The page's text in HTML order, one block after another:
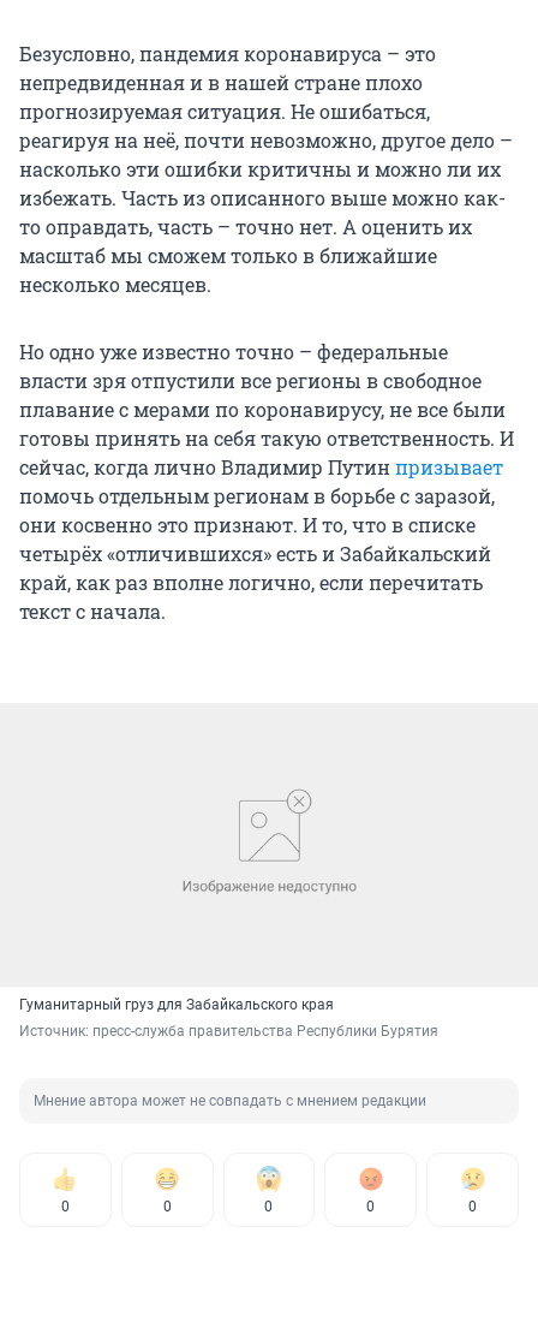
Безусловно, пандемия коронавируса – это
непредвиденная и в нашей стране плохо
прогнозируемая ситуация. Не ошибаться,
реагируя на неё, почти невозможно, другое дело –
насколько эти ошибки критичны и можно ли их
избежать. Часть из описанного выше можно как-
то оправдать, часть – точно нет. А оценить их
масштаб мы сможем только в ближайшие
несколько месяцев.
Но одно уже известно точно – федеральные
власти зря отпустили все регионы в свободное
плавание с мерами по коронавирусу, не все были
готовы принять на себя такую ответственность. И
сейчас, когда лично Владимир Путинпризывает
помочь отдельным регионам в борьбе с заразой,
они косвенно это признают. И то, что в списке
четырёх «отличившихся» есть и Забайкальский
край, как раз вполне логично, если перечитать
текст с начала.
Гуманитарный груз для Забайкальского края
Источник: пресс-служба правительства Республики Бурятия
Мнение автора может не совпадать с мнением редакции
0 0 0 0 0